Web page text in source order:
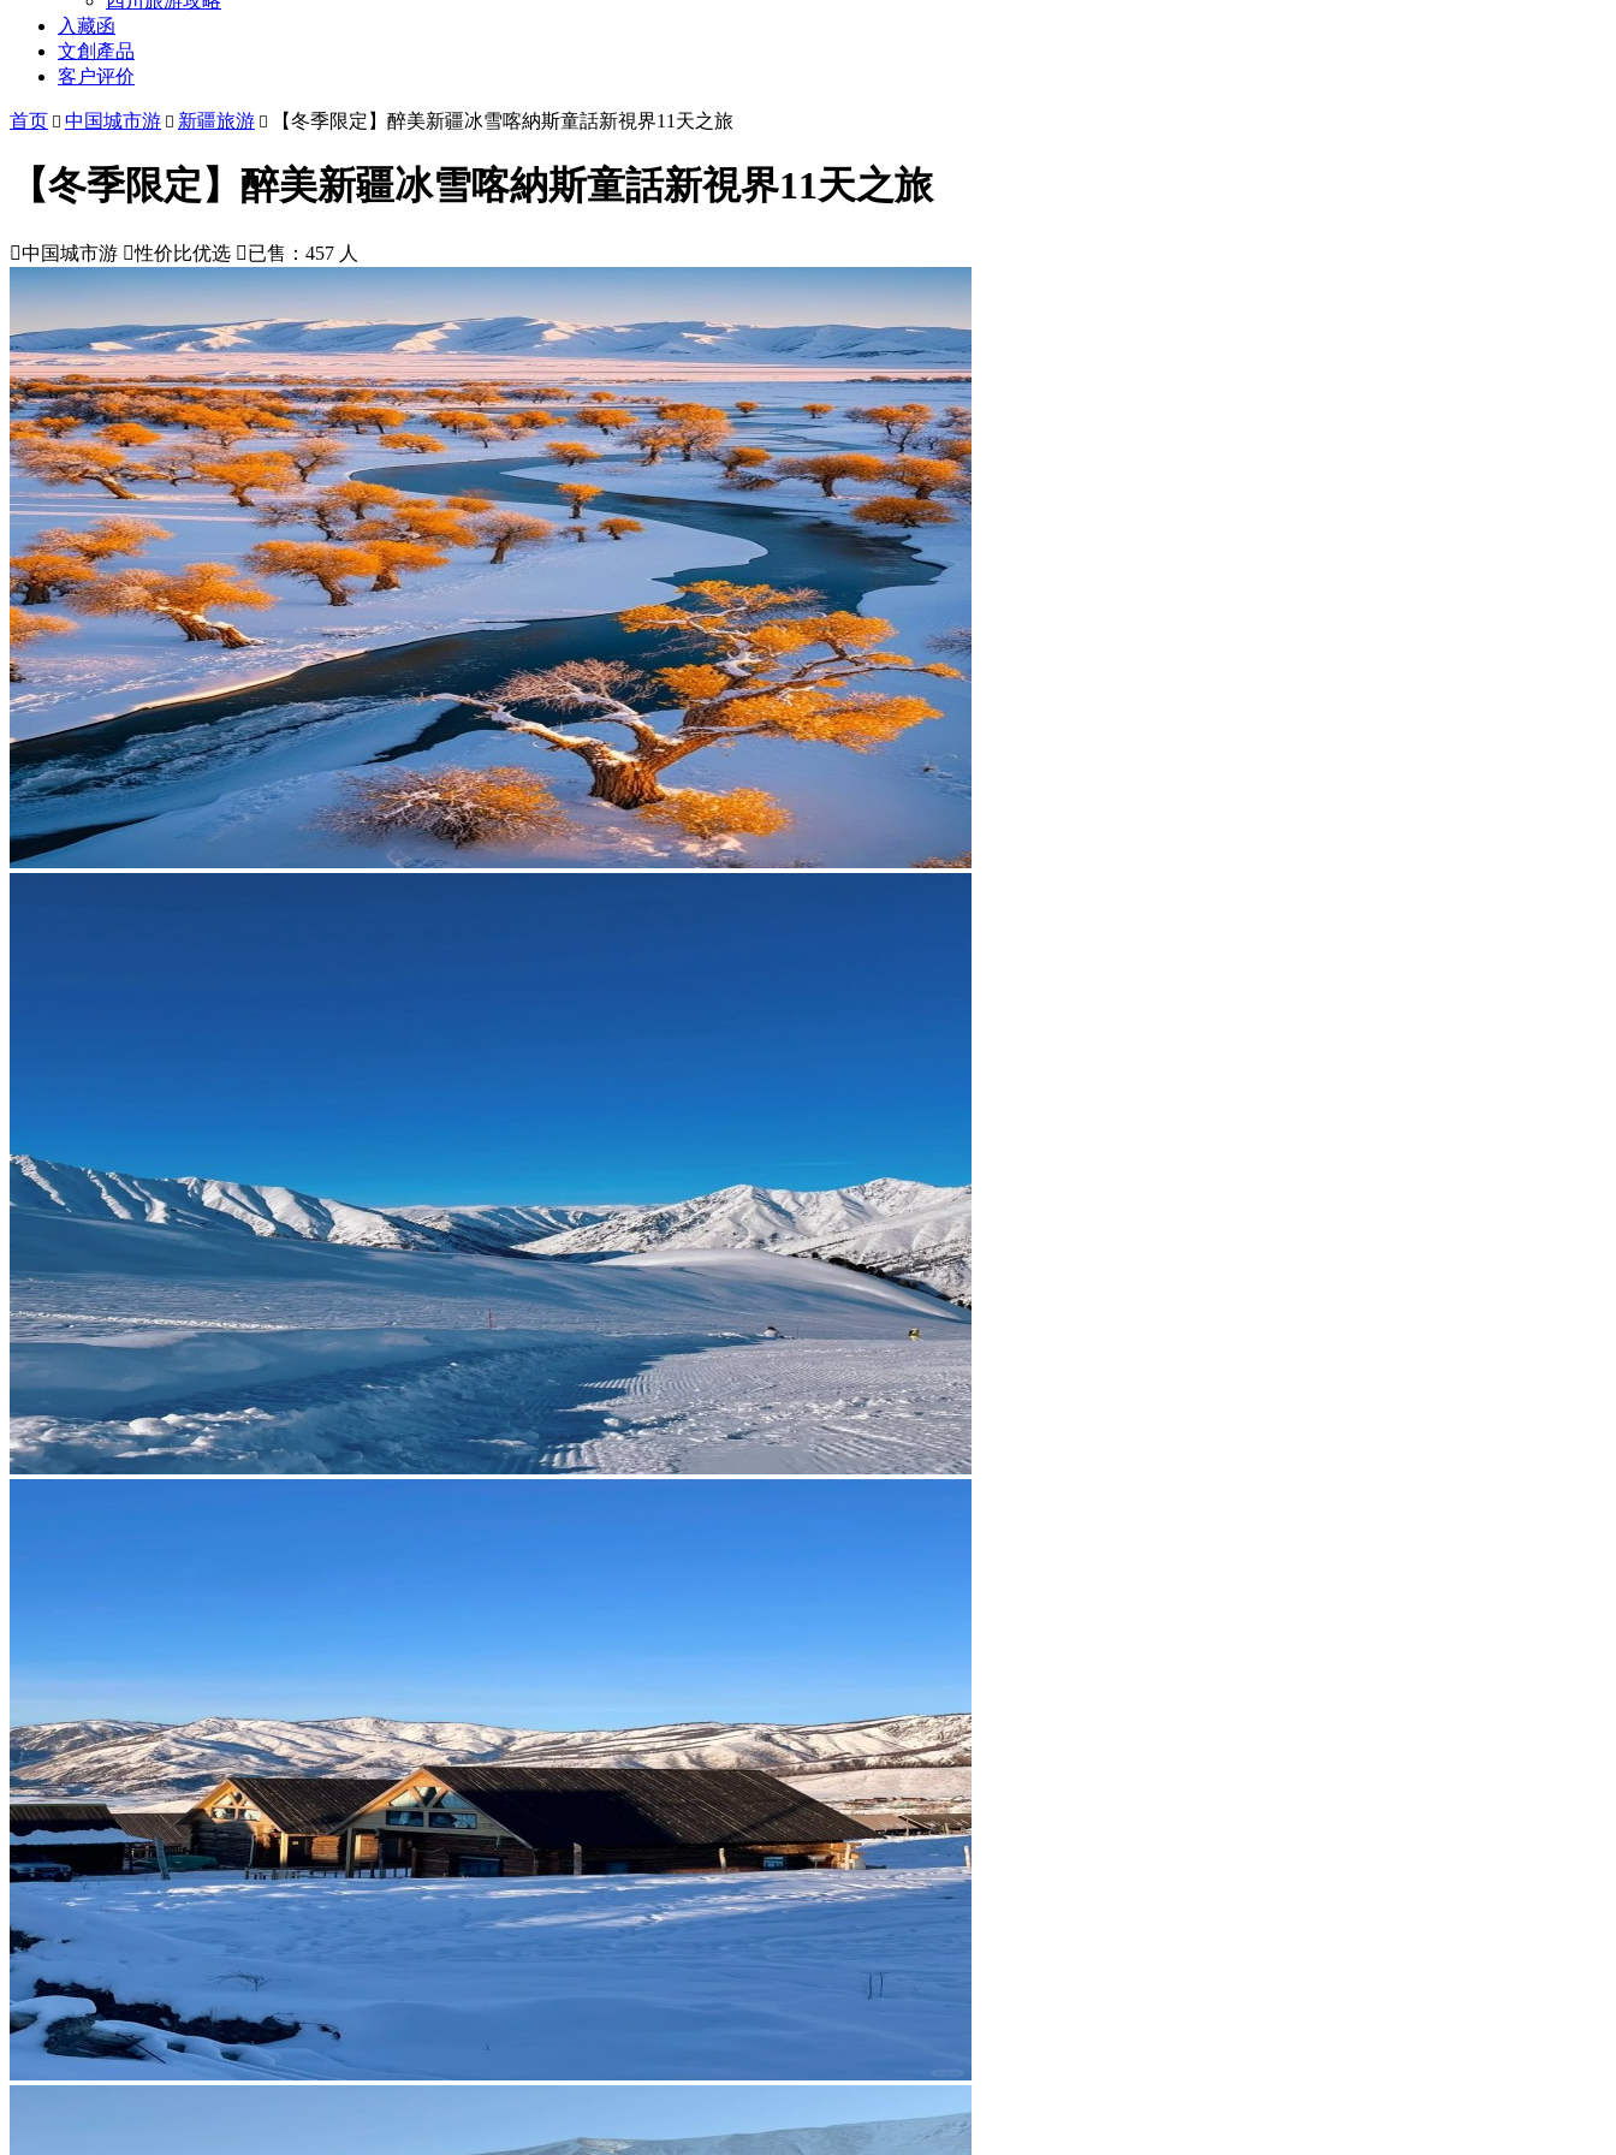
入藏函
文創產品
客户评价
首页  中国城市游  新疆旅游  【冬季限定】醉美新疆冰雪喀納斯童話新視界11天之旅
【冬季限定】醉美新疆冰雪喀納斯童話新視界11天之旅
中国城市游 性价比优选 已售：457 人